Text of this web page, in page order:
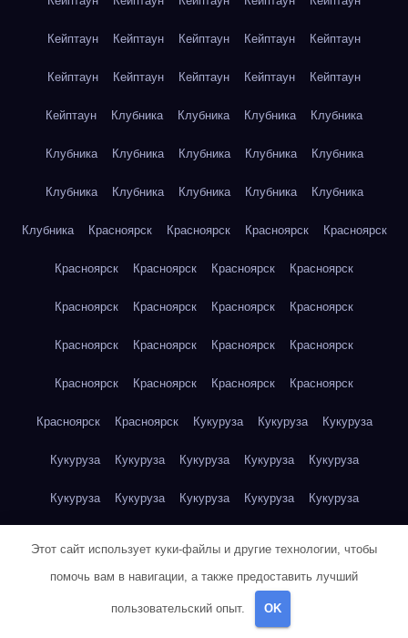
Кейптаун Кейптаун Кейптаун Кейптаун Кейптаун
Кейптаун Кейптаун Кейптаун Кейптаун Кейптаун
Кейптаун Клубника Клубника Клубника Клубника
Клубника Клубника Клубника Клубника Клубника
Клубника Клубника Клубника Клубника Клубника
Клубника Красноярск Красноярск Красноярск Красноярск
Красноярск Красноярск Красноярск Красноярск
Красноярск Красноярск Красноярск Красноярск
Красноярск Красноярск Красноярск Красноярск
Красноярск Красноярск Красноярск Красноярск
Красноярск Красноярск Кукуруза Кукуруза Кукуруза
Кукуруза Кукуруза Кукуруза Кукуруза Кукуруза
Кукуруза Кукуруза Кукуруза Кукуруза Кукуруза
Куриная грудка Куриная грудка Куриная грудка
Куриная грудка Куриная грудка Куриная грудка
Этот сайт использует куки-файлы и другие технологии, чтобы
помочь вам в навигации, а также предоставить лучший
пользовательский опыт. OK